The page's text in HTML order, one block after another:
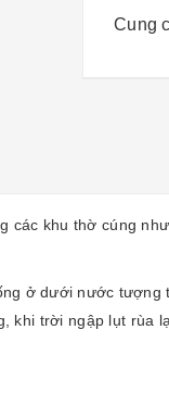
Cung
các khu thờ cúng
ở dưới nước tượng
khi trời ngập lụt rùa